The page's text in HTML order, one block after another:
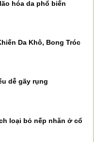
hóa da phổ biến
Da Khô, Bong Tróc
dễ gãy rụng
loại bỏ nếp nhăn ở cổ